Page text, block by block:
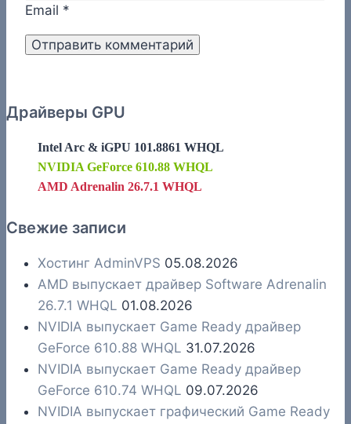
Email *
Драйверы GPU
Intel Arc & iGPU 101.8861 WHQL
NVIDIA GeForce 610.88 WHQL
AMD Adrenalin 26.7.1 WHQL
Свежие записи
Хостинг AdminVPS 05.08.2026
AMD выпускает драйвер Software Adrenalin
26.7.1 WHQL 01.08.2026
NVIDIA выпускает Game Ready драйвер
GeForce 610.88 WHQL 31.07.2026
NVIDIA выпускает Game Ready драйвер
GeForce 610.74 WHQL 09.07.2026
NVIDIA выпускает графический Game Ready